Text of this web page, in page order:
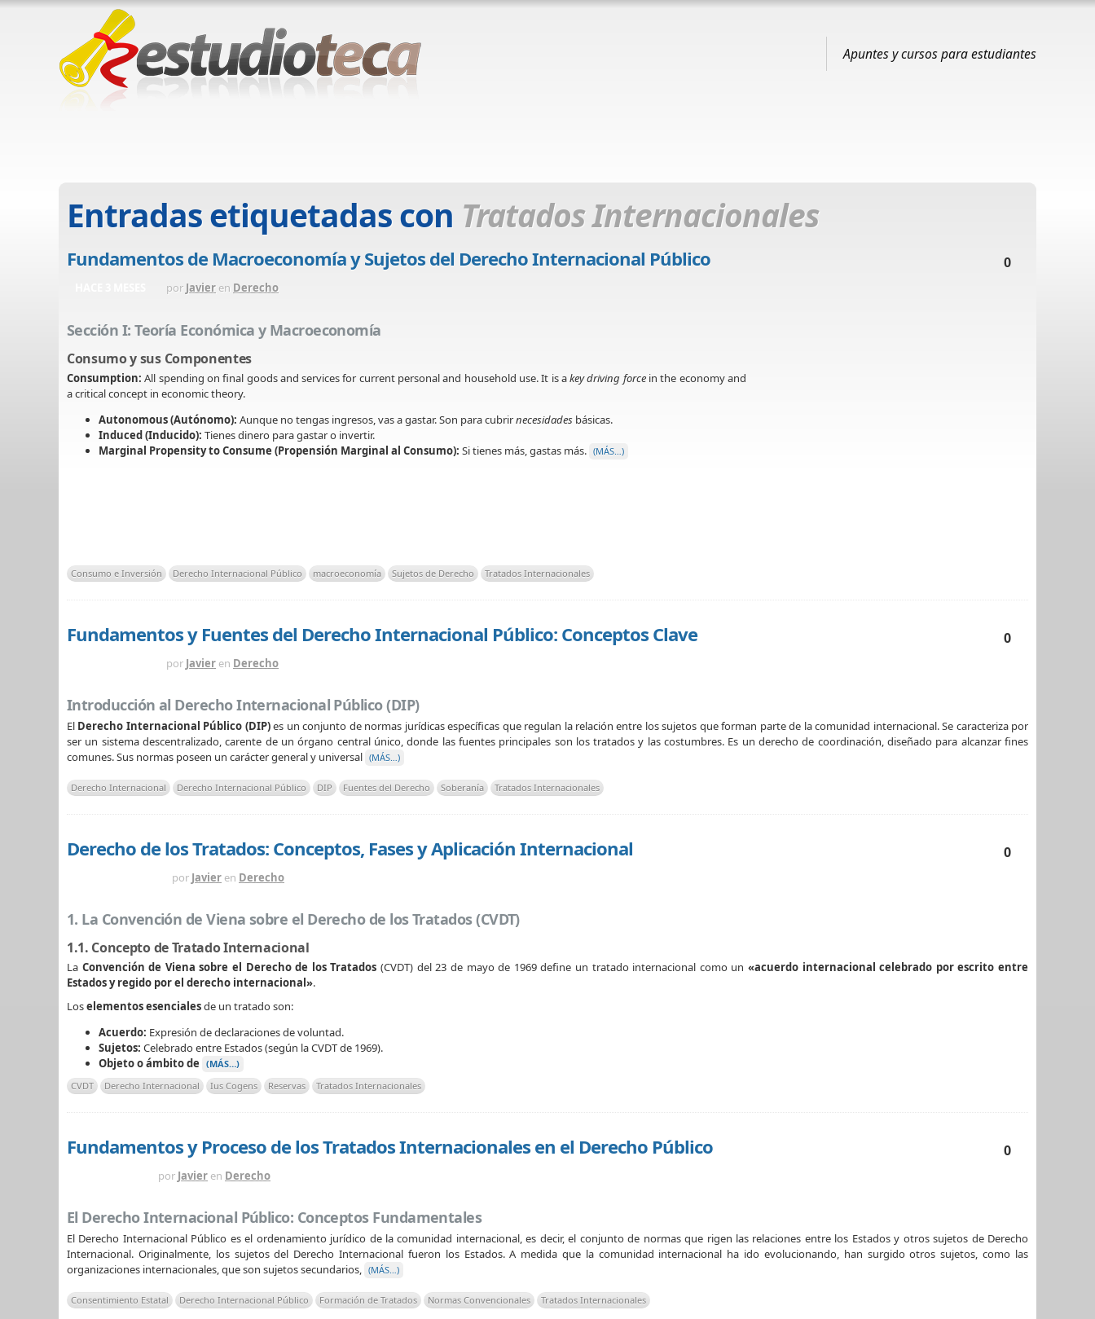
Apuntes y cursos para estudiantes
Entradas etiquetadas con Tratados Internacionales
Fundamentos de Macroeconomía y Sujetos del Derecho Internacional Público 0
por Javier en Derecho
Sección I: Teoría Económica y Macroeconomía
Consumo y sus Componentes
Consumption: All spending on final goods and services for current personal and household use. It is akey driving forcein the economy and
a critical concept in economic theory.
Autonomous (Autónomo): Aunque no tengas ingresos, vas a gastar. Son para cubrirnecesidades básicas.
Induced (Inducido): Tienes dinero para gastar o invertir.
Marginal Propensity to Consume (Propensión Marginal al Consumo): Si tienes más, gastas más. (MÁS…)
Consumo e Inversión Derecho Internacional Público macroeconomía Sujetos de Derecho Tratados Internacionales
Fundamentos y Fuentes del Derecho Internacional Público: Conceptos Clave 0
por Javier en Derecho
Introducción al Derecho Internacional Público (DIP)
El Derecho Internacional Público (DIP)es un conjunto de normas jurídicas específicas que regulan la relación entre los sujetos que forman parte de la comunidad internacional. Se caracteriza por
ser un sistema descentralizado, carente de un órgano central único, donde las fuentes principales son los tratados y las costumbres. Es un derecho de coordinación, diseñado para alcanzar fines
comunes. Sus normas poseen un carácter general y universal (MÁS…)
Derecho Internacional Derecho Internacional Público DIP Fuentes del Derecho Soberanía Tratados Internacionales
Derecho de los Tratados: Conceptos, Fases y Aplicación Internacional 0
por Javier en Derecho
1. La Convención de Viena sobre el Derecho de los Tratados (CVDT)
1.1. Concepto de Tratado Internacional
La Convención de Viena sobre el Derecho de los Tratados (CVDT) del 23 de mayo de 1969 define un tratado internacional como un «acuerdo internacional celebrado por escrito entre
Estados y regido por el derecho internacional».
Loselementos esencialesde un tratado son:
Acuerdo: Expresión de declaraciones de voluntad.
Sujetos: Celebrado entre Estados (según la CVDT de 1969).
Objeto o ámbito de (MÁS…)
CVDT
Derecho Internacional Ius Cogens Reservas Tratados Internacionales
Fundamentos y Proceso de los Tratados Internacionales en el Derecho Público 0
por Javier en Derecho
El Derecho Internacional Público: Conceptos Fundamentales
El Derecho Internacional Público es el ordenamiento jurídico de la comunidad internacional, es decir, el conjunto de normas que rigen las relaciones entre los Estados y otros sujetos de Derecho
Internacional. Originalmente, los sujetos del Derecho Internacional fueron los Estados. A medida que la comunidad internacional ha ido evolucionando, han surgido otros sujetos, como las
organizaciones internacionales, que son sujetos secundarios, (MÁS…)
Consentimiento Estatal Derecho Internacional Público Formación de Tratados Normas Convencionales Tratados Internacionales